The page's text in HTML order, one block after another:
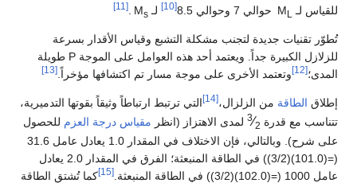
للقياس لـ ML حوالي 7 وحوالي 8.5 [10] لـ Ms
.
تُطوّر تقنيات جديدة لتجنب مشكلة التشبع وقياس الأقدار بسرعة
للزلازل الكبيرة جداً. ويعتمد أحد هذه العوامل على الموجة P طويلة
المدى؛[12] وتعتمد الأخرى على موجة مسار تم اكتشافها مؤخراً.[13]
إطلاق الطاقةمن الزلزال،
التي ترتبط ارتباطاً وثيقاً بقوتها التدميرية،
تتناسب مع قدرة
3⁄2 لمدى الاهتزاز (انظر مقياس درجة العزمللحصول
على شرح). وبالتالي، فإن الاختلاف في المقدار 1.0 يعادل عامل 31.6
=
(
101 .0
)
(
3/2
)
) في الطاقة المنبعثة؛ الفرق في المقدار 2.0 يعادل
عامل 1000 (
=
(
102 .0
)
(
3/2
)) في الطاقة المنبعثة.
كما تُشتق الطاقة